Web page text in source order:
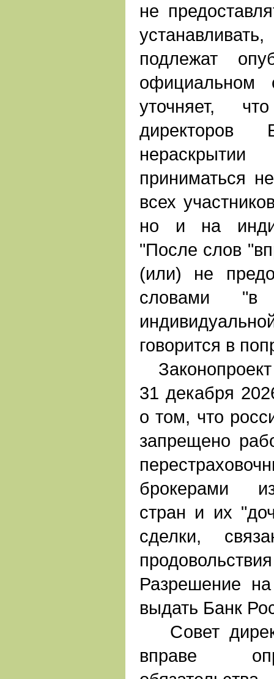
не
подлежат
официальном
уточняет,
приниматься
всех
но и на
"После слов
(или) не
словами
говорится в
31 декабря
о том, что
запрещено
брокерами
стран и их
сделки,
Разрешение
выдать Банк
Совет
вправе